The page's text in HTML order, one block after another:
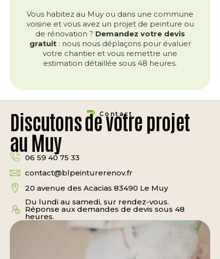
Vous habitez au Muy ou dans une commune
voisine et vous avez un projet de peinture ou
de rénovation ? Demandez votre devis
gratuit: nous nous déplaçons pour évaluer
votre chantier et vous remettre une
estimation détaillée sous 48 heures.
Contact
Discutons de votre projet
au Muy
06 59 40 75 33
contact@blpeinturerenov.fr
20 avenue des Acacias 83490 Le Muy
Du lundi au samedi, sur rendez-vous.
Réponse aux demandes de devis sous 48
heures.